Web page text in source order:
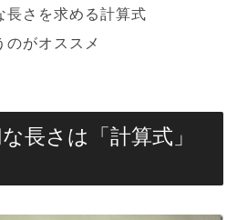
長さを求める計算式
のがオススメ
長さは「計算式」